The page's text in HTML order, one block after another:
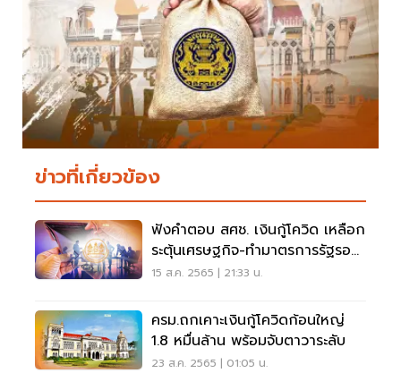
ข่าวที่เกี่ยวข้อง
ฟังคำตอบ สศช. เงินกู้โควิด เหลือก
ระตุ้นเศรษฐกิจ-ทำมาตรการรัฐรอบ
ใหม่ไหม
15 ส.ค. 2565 | 21:33 น.
ครม.ถกเคาะเงินกู้โควิดก้อนใหญ่
1.8 หมื่นล้าน พร้อมจับตาวาระลับ
23 ส.ค. 2565 | 01:05 น.